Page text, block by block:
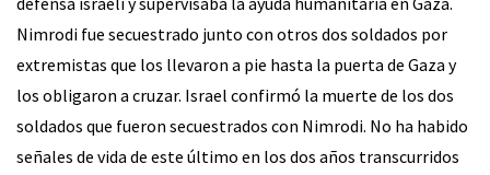
Nimrodi fue secuestrado junto con otros dos soldados por
extremistas que los llevaron a pie hasta la puerta de Gaza y
los obligaron a cruzar. Israel confirmó la muerte de los dos
soldados que fueron secuestrados con Nimrodi. No ha habido
señales de vida de este último en los dos años transcurridos